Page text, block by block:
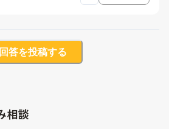
回答を投稿する
相談